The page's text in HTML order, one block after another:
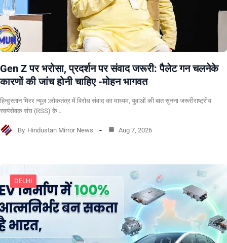
Gen Z पर भरोसा, प्रदर्शन पर संवाद जरूरी: पैलेट गन चलनेके
कारणों की जांच होनी चाहिए -मोहन भागवत
हिन्दुस्तान मिरर न्यूज़ :लोकतंत्र में विरोध संवाद का माध्यम, युवाओं की बात सुनना जरूरीराष्ट्रीय
स्वयंसेवक संघ (RSS) के…
By Hindustan Mirror News Aug 7, 2026
DELHI